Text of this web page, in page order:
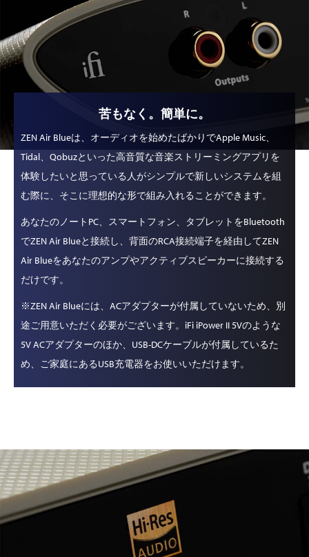
苦もなく。簡単に。
ZEN Air Blueは、オーディオを始めたばかりでApple Music、
Tidal、Qobuzといった高音質な音楽ストリーミングアプリを
体験したいと思っている人がシンプルで新しいシステムを組
む際に、そこに理想的な形で組み入れることができます。
あなたのノートPC、スマートフォン、タブレットをBluetooth
でZEN Air Blueと接続し、背面のRCA接続端子を経由してZEN
Air Blueをあなたのアンプやアクティブスピーカーに接続する
だけです。
※ZEN Air Blueには、ACアダプターが付属していないため、別
途ご用意いただく必要がございます。iFi iPower II 5Vのような
5V ACアダプターのほか、USB-DCケーブルが付属しているた
め、ご家庭にあるUSB充電器をお使いいただけます。